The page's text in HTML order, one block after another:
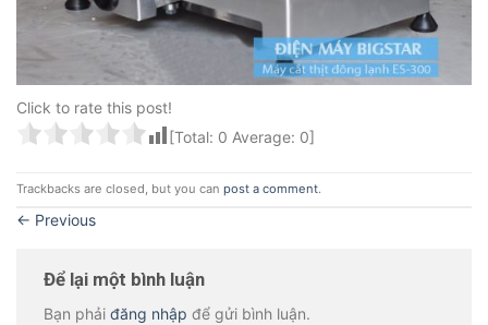
Click to rate this post!
[Total: 0 Average: 0]
Trackbacks are closed, but you can post a comment.
← Previous
Để lại một bình luận
Bạn phải đăng nhập để gửi bình luận.